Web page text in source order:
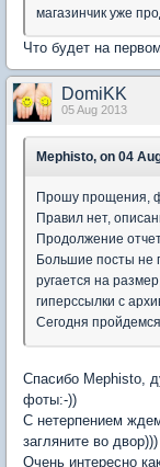
магазинчик уже
Что будет на
DomiKK
05 Aug 2013
Mephisto, on 04
Прошу прощения,
Правил нет,
Продолжение
Большие посты не
ругается на
гиперссылки с
Сегодня пройдемся
Спасибо Mephisto,
фоты:-))
С нетерпением
загляните во двор)))
Очень интересно